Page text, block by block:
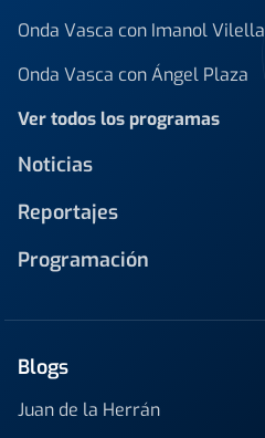
Onda Vasca con Imanol Vilella
Onda Vasca con Ángel Plaza
Ver todos los programas
Noticias
Reportajes
Programación
Blogs
Juan de la Herrán